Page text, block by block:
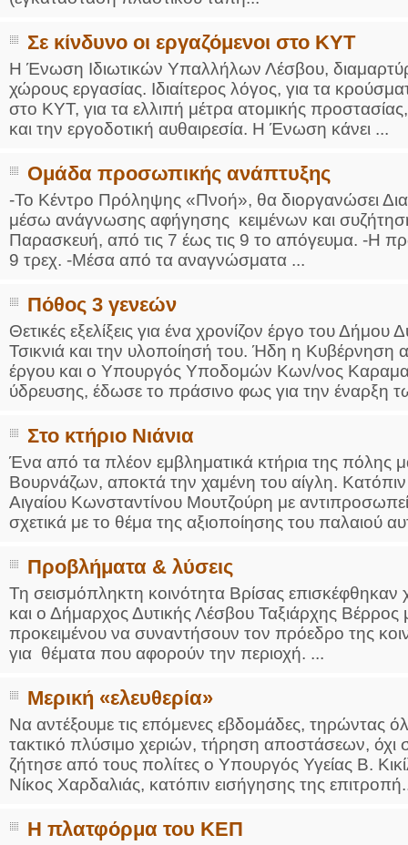
Σε κίνδυνο οι εργαζόμενοι στο ΚΥΤ
Η Ένωση Ιδιωτικών Υπαλλήλων Λέσβου,
χώρους εργασίας. Ιδιαίτερος λόγος, για τα
στο ΚΥΤ, για τα ελλιπή μέτρα ατομικής
και την εργοδοτική αυθαιρεσία. Η Ένωση κάνει ...
Ομάδα προσωπικής ανάπτυξης
-Το Κέντρο Πρόληψης «Πνοή», θα διοργανώσει
μέσω ανάγνωσης αφήγησης κειμένων και
Παρασκευή, από τις 7 έως τις 9 το απόγευμα. -Η
9 τρεχ. -Μέσα από τα αναγνώσματα ...
Πόθος 3 γενεών
Θετικές εξελίξεις για ένα χρονίζον έργο του
Τσικνιά και την υλοποίησή του. Ήδη η Κυβέρνηση
έργου και ο Υπουργός Υποδομών Κων/νος
ύδρευσης, έδωσε το πράσινο φως για την έναρξη
Στο κτήριο Νιάνια
Ένα από τα πλέον εμβληματικά κτήρια της πόλης
Βουρνάζων, αποκτά την χαμένη του αίγλη.
Αιγαίου Κωνσταντίνου Μουτζούρη με
σχετικά με το θέμα της αξιοποίησης του παλαιού
Προβλήματα & λύσεις
Τη σεισμόπληκτη κοινότητα Βρίσας επισκέφθηκαν
και ο Δήμαρχος Δυτικής Λέσβου Ταξιάρχης Βέρρος
προκειμένου να συναντήσουν τον πρόεδρο της
για θέματα που αφορούν την περιοχή. ...
Μερική «ελευθερία»
Να αντέξουμε τις επόμενες εβδομάδες, τηρώντας
τακτικό πλύσιμο χεριών, τήρηση αποστάσεων, όχι
ζήτησε από τους πολίτες ο Υπουργός Υγείας Β.
Νίκος Χαρδαλιάς, κατόπιν εισήγησης της
Η πλατφόρμα του ΚΕΠ